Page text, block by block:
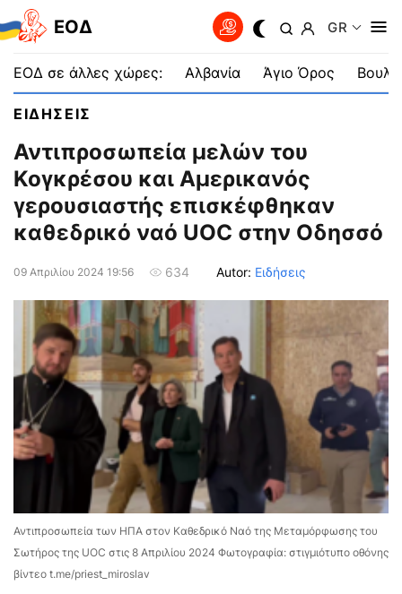
EOΔ GR
ΕΟΔ σε άλλες χώρες: Αλβανία Άγιο Όρος
ΕΙΔΗΣΕΙΣ
Αντιπροσωπεία μελών του
Κογκρέσου και Αμερικανός
γερουσιαστής επισκέφθηκαν
καθεδρικό ναό UOC στην Οδησσό
09 Απριλίου 2024 19:56 634 Autor: Ειδήσεις
Αντιπροσωπεία των ΗΠΑ στον Καθεδρικό Ναό της Μεταμόρφωσης του
Σωτήρος της UOC στις 8 Απριλίου 2024 Φωτογραφία: στιγμιότυπο οθόνης
βίντεο t.me/priest_miroslav